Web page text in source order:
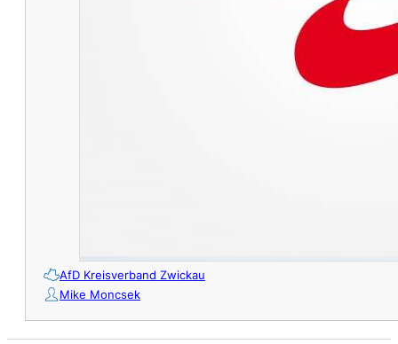
AfD Kreisverband Zwickau
Mike Moncsek